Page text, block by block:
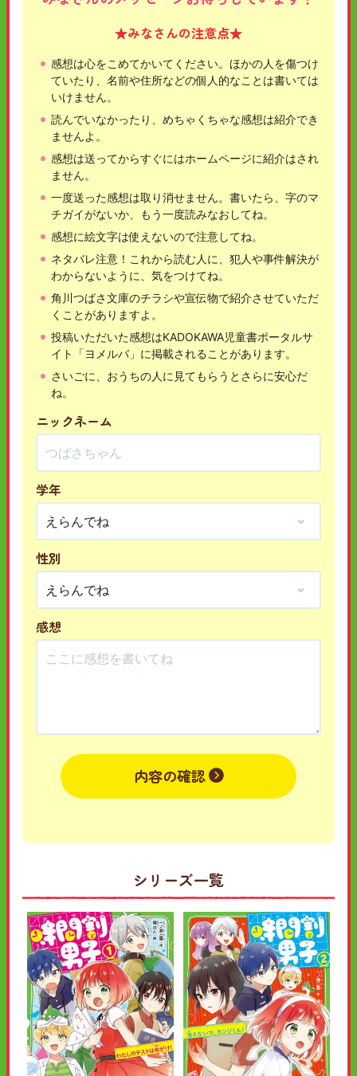
★みなさんの注意点★
感想は心をこめてかいてください。ほかの人を傷つけ
ていたり、名前や住所などの個人的なことは書いては
いけません。
読んでいなかったり、めちゃくちゃな感想は紹介でき
ませんよ。
感想は送ってからすぐにはホームページに紹介はされ
ません。
一度送った感想は取り消せません。書いたら、字のマ
チガイがないか、もう一度読みなおしてね。
感想に絵文字は使えないので注意してね。
ネタバレ注意！これから読む人に、犯人や事件解決が
わからないように、気をつけてね。
角川つばさ文庫のチラシや宣伝物で紹介させていただ
くことがありますよ。
投稿いただいた感想はKADOKAWA児童書ポータルサ
イト「ヨメルバ」に掲載されることがあります。
さいごに、おうちの人に見てもらうとさらに安心だ
ね。
ニックネーム
学年
性別
感想
内容の確認
シリーズ一覧